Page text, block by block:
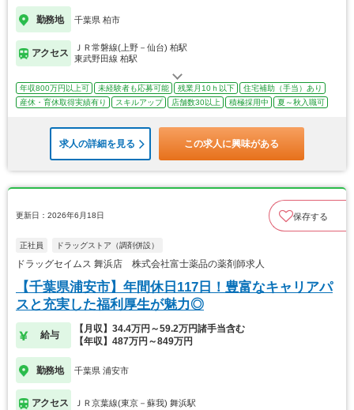
勤務地 千葉県 柏市
アクセス
ＪＲ常磐線(上野－仙台) 柏駅
東武野田線 柏駅
年収800万円以上可 未経験者も応募可能 残業月10ｈ以下
住宅補助（手当）あり
産休・育休取得実績有り
スキルアップ 店舗数30以上 積極採用中 夏～秋入職可
求人の詳細を見る この求人に興味がある
更新日：2026年6月18日 保存する
正社員 ドラッグストア（調剤併設）
ドラッグセイムス 舞浜店 株式会社富士薬品の薬剤師求人
【千葉県浦安市】年間休日117日！豊富なキャリアパ
スと充実した福利厚生が魅力◎
給与
【月収】34.4万円～59.2万円諸手当含む
【年収】487万円～849万円
勤務地 千葉県 浦安市
アクセス ＪＲ京葉線(東京－蘇我) 舞浜駅